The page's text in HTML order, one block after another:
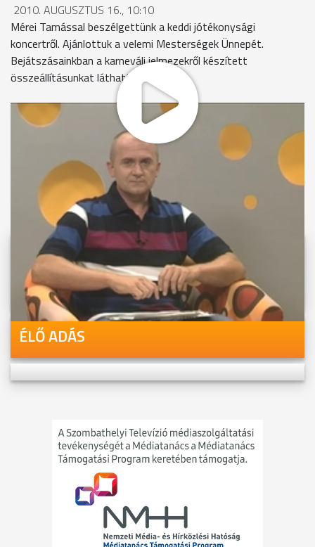
2010. AUGUSZTUS 16., 10:10
Mérei Tamással beszélgettünk a keddi jótékonysági
koncertről. Ajánlottuk a velemi Mesterségek Ünnepét.
Bejátszásainkban a karneváli jelmezekről készített
összeállításunkat láthatták.
Videóink megtekinthetőek
Youtube-csatornánkon is!
ÉLŐ ADÁS